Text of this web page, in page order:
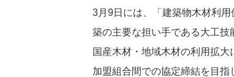
3月9日には、「建築物木材利
築の主要な担い手である大工技
国産木材・地域木材の利用拡
加盟組合間での協定締結を目指